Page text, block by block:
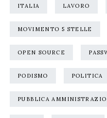
ITALIA LAVORO
MOVIMENTO 5 STELLE
OPEN SOURCE
PODISMO POLITICA
PUBBLICA